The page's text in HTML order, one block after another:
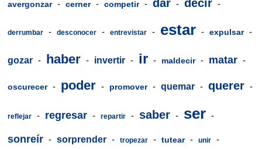
avergonzar - cerner - competir - dar - decir -
derrumbar - desconocer - entrevistar - estar - expulsar -
gozar - haber - invertir - ir - maldecir - matar -
oscurecer - poder - promover - quemar - querer -
reflejar - regresar - repartir - saber - ser -
sonreír - sorprender - tropezar - tutear - unir -